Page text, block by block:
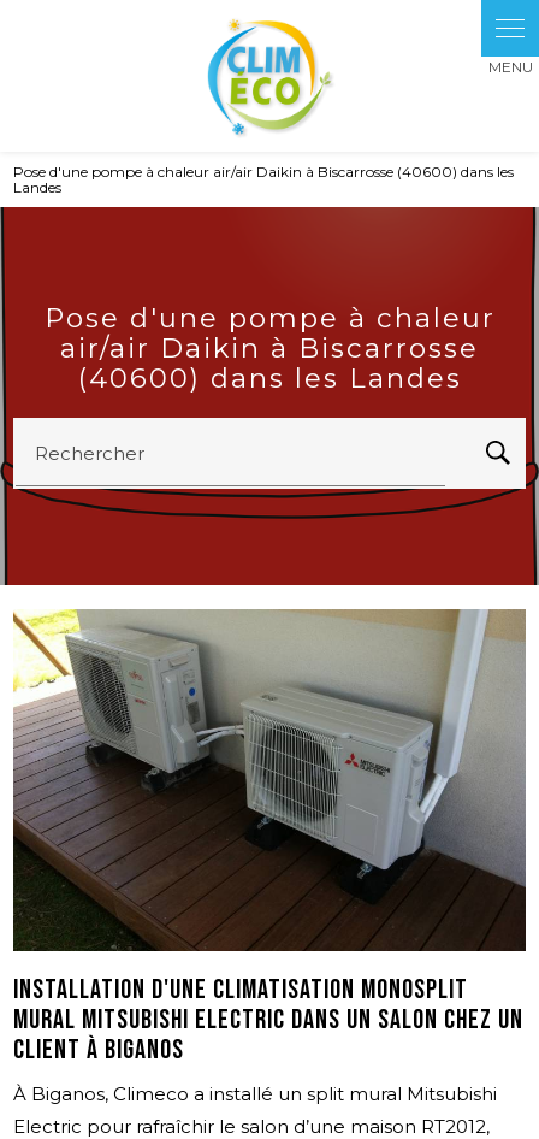
Pose d'une pompe à chaleur air/air Daikin à Biscarrosse (40600) dans les
Landes
Pose d'une pompe à chaleur
air/air Daikin à Biscarrosse
(40600) dans les Landes
Rechercher
Installation d'une climatisation monosplit
mural Mitsubishi Electric dans un salon chez un
client à Biganos
À Biganos, Climeco a installé un split mural Mitsubishi
Electric pour rafraîchir le salon d’une maison RT2012,